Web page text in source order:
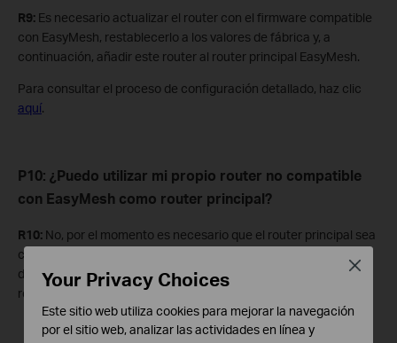
R9: Es necesario actualizar el router con el firmware compatible
con EasyMesh, restablecerlo a los valores de fábrica y, a
continuación, añadir este router al router principal EasyMesh.
Para consultar el proceso de configuración detallado, haz clic
aquí.
P10: ¿Puedo utilizar mi propio router no compatible
con EasyMesh como router principal?
R10: No, por el momento es necesario que el router principal sea
compatible con EasyMesh, ya que se encarga de gestionar y
decidir cuándo y cómo deben conectarse los dispositivos y
realizar la itinerancia (roaming) en la red Wi-Fi EasyMesh.
Your Privacy Choices
Este sitio web utiliza cookies para mejorar la navegación
por el sitio web, analizar las actividades en línea y
Close